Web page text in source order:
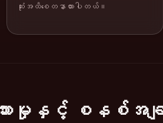
ဆုံးအထိစေတနာထားပါတယ်။
သားမှုနှင့် စနစ်